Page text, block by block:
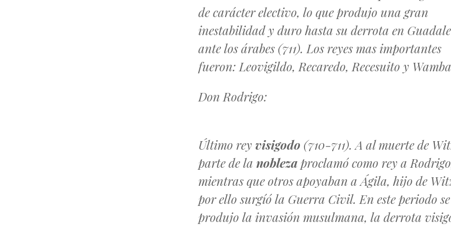
de carácter electivo, lo que produjo una gran
inestabilidad y duro hasta su derrota en
ante los árabes (711). Los reyes mas importantes
fueron: Leovigildo, Recaredo, Recesuito y
Don Rodrigo:
Último rey visigodo (710-711). A al muerte de
parte de la nobleza proclamó como rey a
mientras que otros apoyaban a Ágila, hijo de
por ello surgíó la Guerra Civil. En este periodo se
produjo la invasión musulmana, la derrota